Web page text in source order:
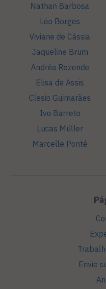
Nathan Barbosa
Léo Borges
Viviane de Cássia
Jaqueline Brum
Andréa Rezende
Elisa de Assis
Clesio Guimarães
Ivo Barreto
Lucas Müller
Marcelle Ponté
Envie